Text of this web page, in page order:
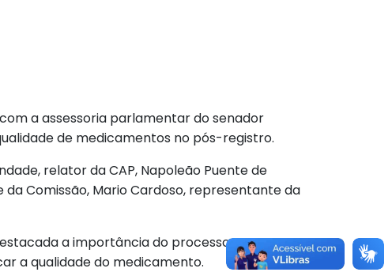
a assessoria parlamentar do senador
de medicamentos no pós-registro.
relator da CAP, Napoleão Puente de
Comissão, Mario Cardoso, representante da
a importância do processo para
a qualidade do medicamento.